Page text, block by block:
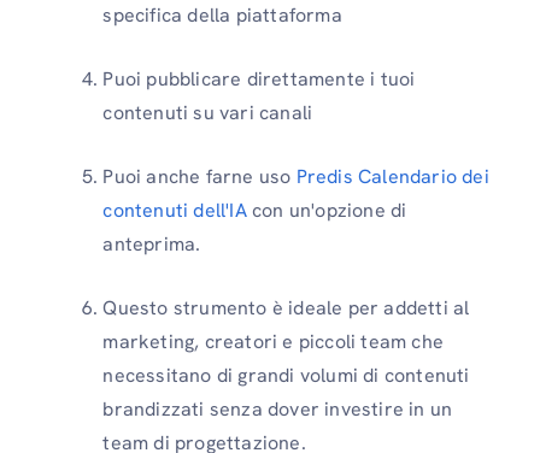
specifica della piattaforma
Puoi pubblicare direttamente i tuoi
contenuti su vari canali
Puoi anche farne uso Predis Calendario dei
contenuti dell'IAcon un'opzione di
anteprima.
Questo strumento è ideale per addetti al
marketing, creatori e piccoli team che
necessitano di grandi volumi di contenuti
brandizzati senza dover investire in un
team di progettazione.